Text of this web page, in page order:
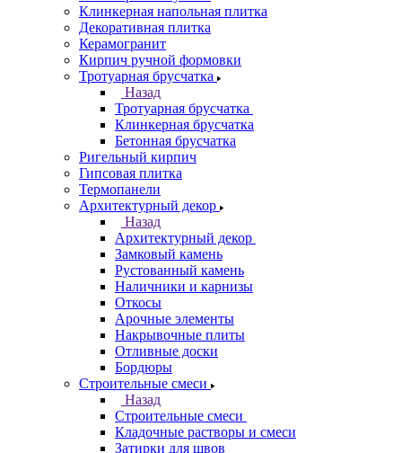
Клинкерная напольная плитка
Декоративная плитка
Керамогранит
Кирпич ручной формовки
Тротуарная брусчатка
Назад
Тротуарная брусчатка
Клинкерная брусчатка
Бетонная брусчатка
Ригельный кирпич
Гипсовая плитка
Термопанели
Архитектурный декор
Назад
Архитектурный декор
Замковый камень
Рустованный камень
Наличники и карнизы
Откосы
Арочные элементы
Накрывочные плиты
Отливные доски
Бордюры
Строительные смеси
Назад
Строительные смеси
Кладочные растворы и смеси
Затирки для швов